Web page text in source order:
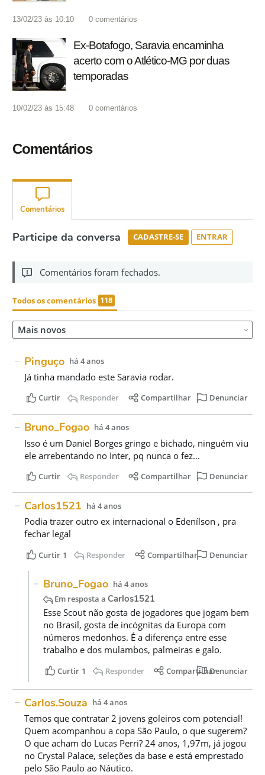
13/02/23 às 10:10 0 comentários
Ex-Botafogo, Saravia encaminha
acerto com o Atlético-MG por duas
temporadas
10/02/23 às 15:48 0 comentários
Comentários